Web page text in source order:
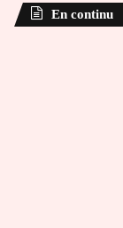
En continu